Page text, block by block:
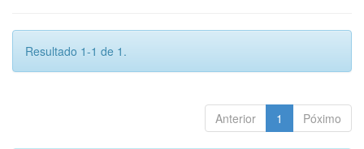
Resultado 1-1 de 1.
Anterior 1 Póximo